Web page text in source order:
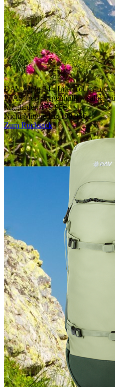
DAV Alpin 34+ Liter
PFAS-frei - Regenhülle –
Mitglieder: 179,95€
Nicht Mitglieder: 189,95€
Zum Rucksack